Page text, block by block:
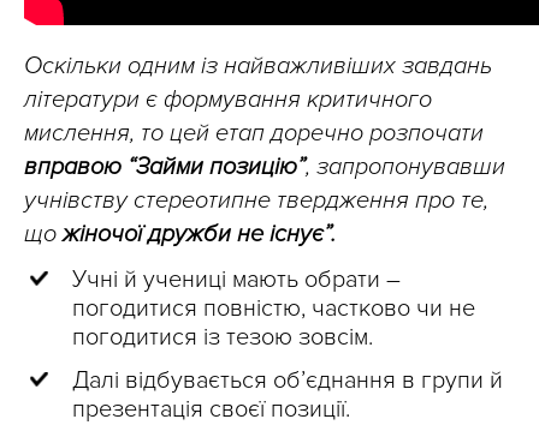
Оскільки одним із найважливіших завдань
літератури є формування критичного
мислення, то цей етап доречно розпочати
вправою “Займи позицію”, запропонувавши
учнівству стереотипне твердження про те,
щожіночої дружби не існує”.
Учні й учениці мають обрати –
погодитися повністю, частково чи не
погодитися із тезою зовсім.
Далі відбувається об’єднання в групи й
презентація своєї позиції.